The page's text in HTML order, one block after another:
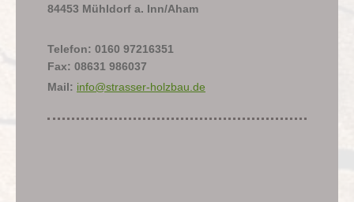
84453 Mühldorf a. Inn/Aham
Telefon: 0160 97216351
Fax: 08631 986037
Mail: info@strasser-holzbau.de